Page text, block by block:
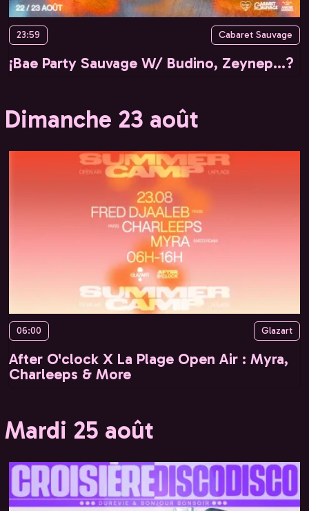
23:59 Cabaret Sauvage
¡Bae Party Sauvage W/ Budino, Zeynep...?
Dimanche 23 août
06:00 Glazart
After O'clock X La Plage Open Air : Myra,
Charleeps & More
Mardi 25 août